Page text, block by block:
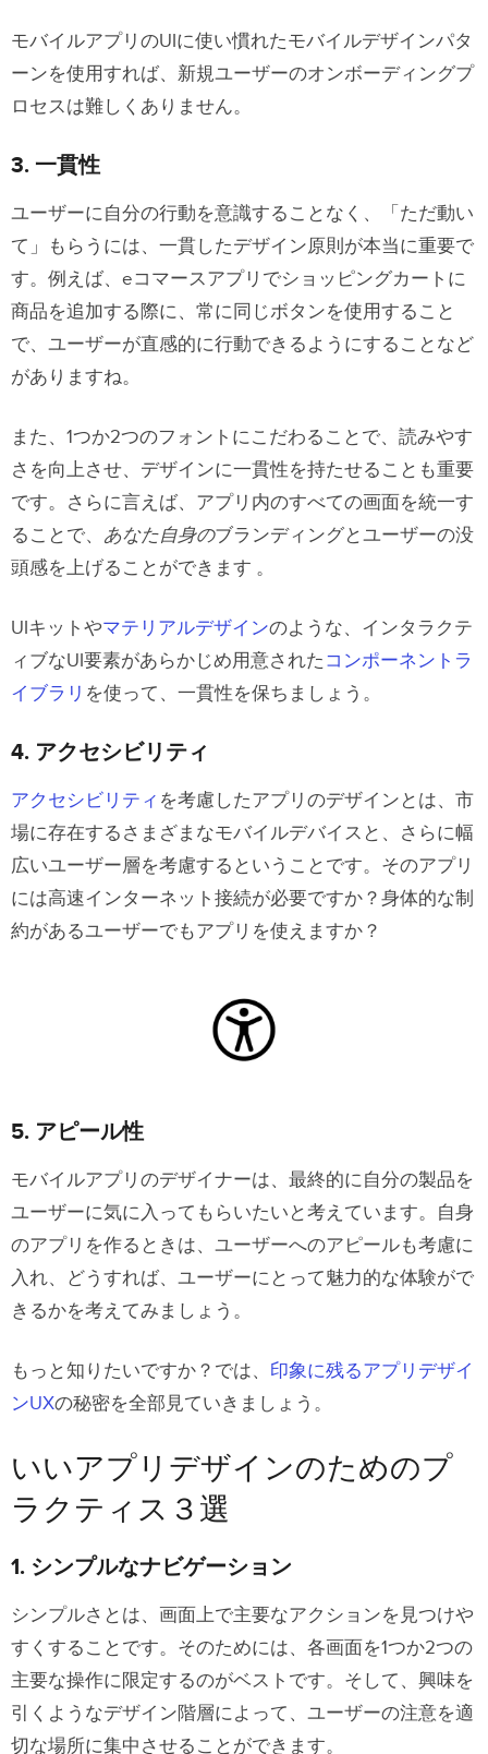
モバイルアプリのUIに使い慣れたモバイルデザインパタ
ーンを使用すれば、新規ユーザーのオンボーディングプ
ロセスは難しくありません。
3. 一貫性
ユーザーに自分の行動を意識することなく、「ただ動い
て」もらうには、一貫したデザイン原則が本当に重要で
す。例えば、eコマースアプリでショッピングカートに
商品を追加する際に、常に同じボタンを使用すること
で、ユーザーが直感的に行動できるようにすることなど
がありますね。
また、1つか2つのフォントにこだわることで、読みやす
さを向上させ、デザインに一貫性を持たせることも重要
です。さらに言えば、アプリ内のすべての画面を統一す
ることで、 あなた自身のブランディングとユーザーの没
頭感を上げることができます 。
UIキットやマテリアルデザインのような、インタラクテ
ィブなUI要素があらかじめ用意された コンポーネントラ
イブラリ を使って、一貫性を保ちましょう。
4. アクセシビリティ
アクセシビリティ を考慮したアプリのデザインとは、市
場に存在するさまざまなモバイルデバイスと、さらに幅
広いユーザー層を考慮するということです。そのアプリ
には高速インターネット接続が必要ですか？身体的な制
約があるユーザーでもアプリを使えますか？
5. アピール性
モバイルアプリのデザイナーは、最終的に自分の製品を
ユーザーに気に入ってもらいたいと考えています。自身
のアプリを作るときは、ユーザーへのアピールも考慮に
入れ、どうすれば、ユーザーにとって魅力的な体験がで
きるかを考えてみましょう。
もっと知りたいですか？では、 印象に残るアプリデザイ
ンUXの秘密を全部見ていきましょう。
いいアプリデザインのためのプ
ラクティス３選
1. シンプルなナビゲーション
シンプルさとは、画面上で主要なアクションを見つけや
すくすることです。そのためには、各画面を1つか2つの
主要な操作に限定するのがベストです。そして、興味を
引くようなデザイン階層によって、ユーザーの注意を適
切な場所に集中させることができます。